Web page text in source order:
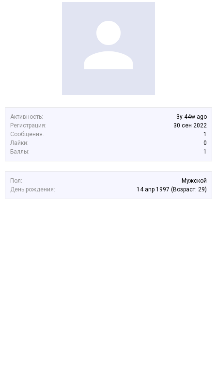
Активность:
3y 44w ago
Регистрация:
30 сен 2022
Сообщения:
1
Лайки:
0
Баллы:
1
Пол:
Мужской
День рождения:
14 апр 1997 (Возраст: 29)